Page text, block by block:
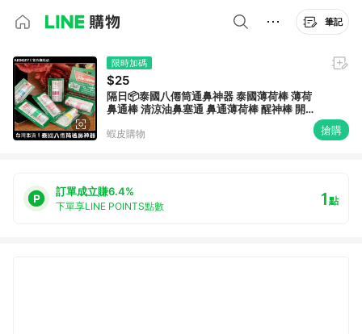
筆記
限時加碼
$25
隔日📦泰國八僊筒通鼻神器 泰國薄荷棒 薄荷
鼻通棒 清涼油鼻塞通 鼻通薄荷棒 醒神棒 開車
蝦皮購物 搶購
訂單成立賺6.4%
下單享LINE POINTS點數 1點